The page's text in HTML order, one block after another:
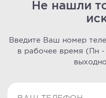
Не нашли
Введите Ваш номер
в рабочее время (Пн -